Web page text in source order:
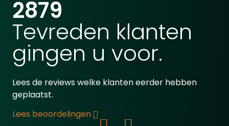
2879
Tevreden klanten
gingen u voor.
Lees de reviews welke klanten eerder hebben
geplaatst.
Lees beoordelingen